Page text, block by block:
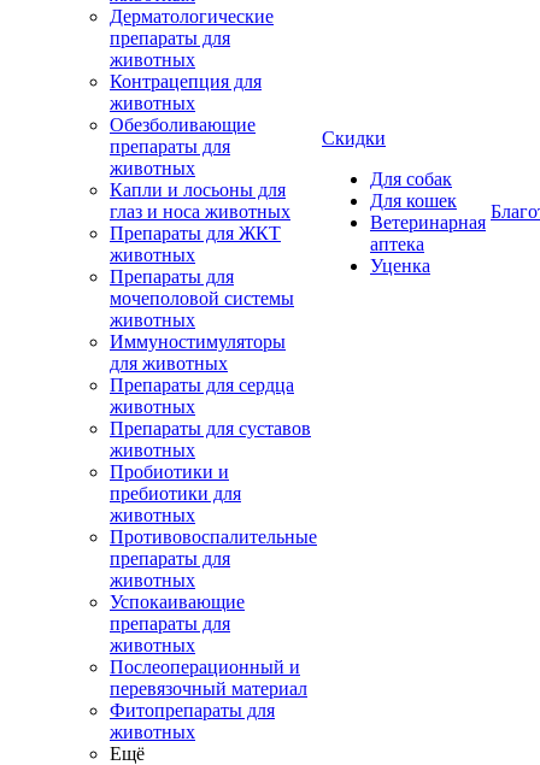
Дерматологические
препараты для
животных
Контрацепция для
животных
Обезболивающие
препараты для
животных
Капли и лосьоны для
глаз и носа животных
Препараты для ЖКТ
животных
Препараты для
мочеполовой системы
животных
Иммуностимуляторы
для животных
Препараты для сердца
животных
Препараты для суставов
животных
Пробиотики и
пребиотики для
животных
Противовоспалительные
препараты для
животных
Успокаивающие
препараты для
животных
Послеоперационный и
перевязочный материал
Фитопрепараты для
животных
Ещё
Скидки
Для собак
Для кошек
Ветеринарная
аптека
Уценка